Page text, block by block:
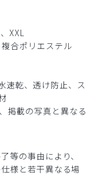
XXL
合ポリエステル
速乾、透け防止、ス
掲載の写真と異なる
等の事由により、
様と若干異なる場